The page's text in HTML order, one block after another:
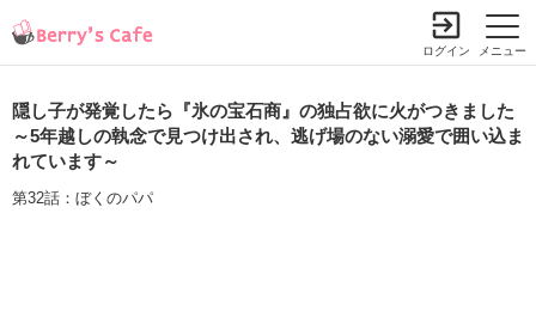
メニュー
ログイン
隠し子が発覚したら『氷の宝石商』の独占欲に火がつきました
～5年越しの執念で見つけ出され、逃げ場のない溺愛で囲い込ま
れています～
第32話：ぼくのパパ